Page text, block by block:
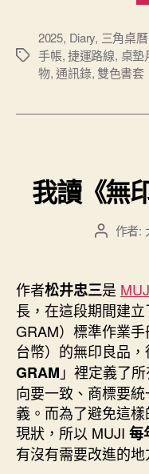
標
2025, Diary, 三角桌曆
手帳,捷運路線, 桌墊
物,通訊錄,雙色書套
我讀《無
文
者
作者:
作者松井忠三是
長，在這段期間建
GRAM）標準作業
台幣）的無印良品
GRAM 」裡定義了
向要一致、商標要
義。而為了避免這
現狀，所以 MUJI 每
有沒有需要改進的地